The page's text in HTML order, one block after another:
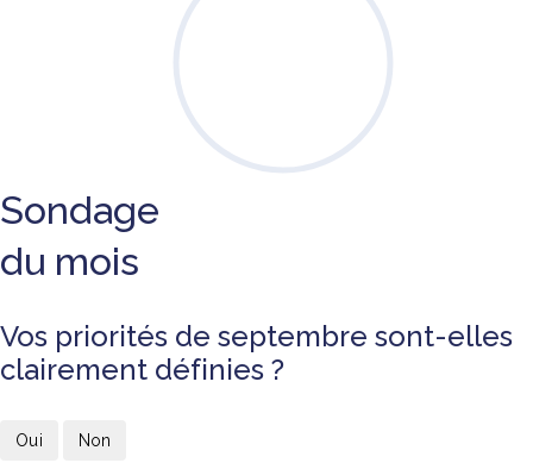
Sondage
du mois
Vos priorités de septembre sont-elles
clairement définies ?
Oui Non